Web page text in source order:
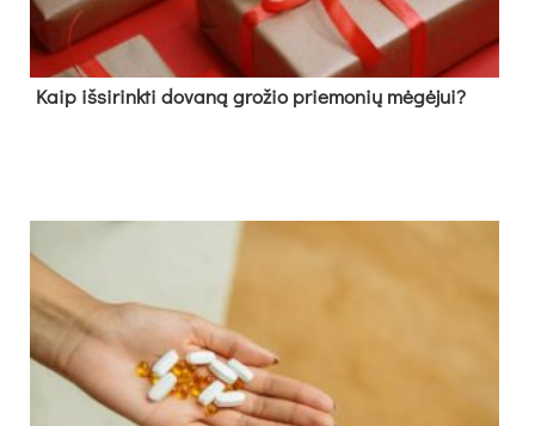
Kaip išsirinkti dovaną grožio priemonių mėgėjui?